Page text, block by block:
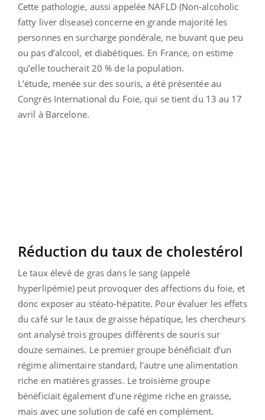
Cette pathologie, aussi appelée NAFLD (Non-alcoholic
fatty liver disease) concerne en grande majorité les
personnes en surcharge pondérale, ne buvant que peu
ou pas d’alcool, et diabétiques. En France, on estime
qu’elle toucherait 20 % de la population.
L’étude, menée sur des souris, a été présentée au
Congrès International du Foie, qui se tient du 13 au 17
avril à Barcelone.
Réduction du taux de cholestérol
Le taux élevé de gras dans le sang (appelé
hyperlipémie) peut provoquer des affections du foie, et
donc exposer au stéato-hépatite. Pour évaluer les effets
du café sur le taux de graisse hépatique, les chercheurs
ont analysé trois groupes différents de souris sur
douze semaines. Le premier groupe bénéficiait d’un
régime alimentaire standard, l’autre une alimentation
riche en matières grasses. Le troisième groupe
bénéficiait également d’une régime riche en graisse,
mais avec une solution de café en complément.